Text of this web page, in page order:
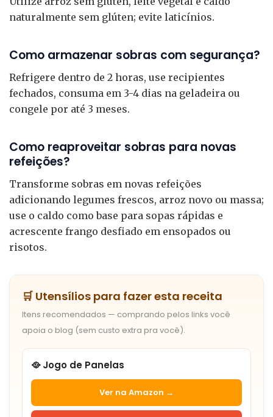
naturalmente sem glúten; evite laticínios.
Como armazenar sobras com segurança?
Refrigere dentro de 2 horas, use recipientes
fechados, consuma em 3-4 dias na geladeira ou
congele por até 3 meses.
Como reaproveitar sobras para novas
refeições?
Transforme sobras em novas refeições
adicionando legumes frescos, arroz novo ou massa;
use o caldo como base para sopas rápidas e
acrescente frango desfiado em ensopados ou
risotos.
🛒 Utensílios para fazer esta receita
Itens recomendados — comprando pelos links você
apoia o blog (sem custo extra pra você).
🥘 Jogo de Panelas
Ver na Amazon →